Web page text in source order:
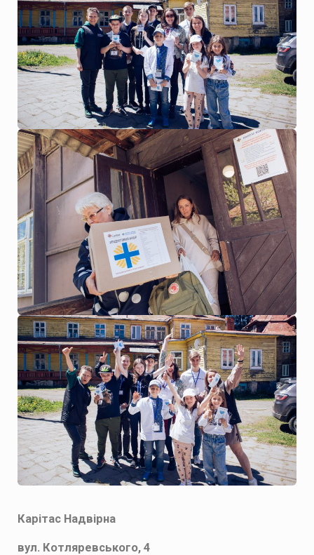
Карітас Надвірна
вул. Котляревського, 4